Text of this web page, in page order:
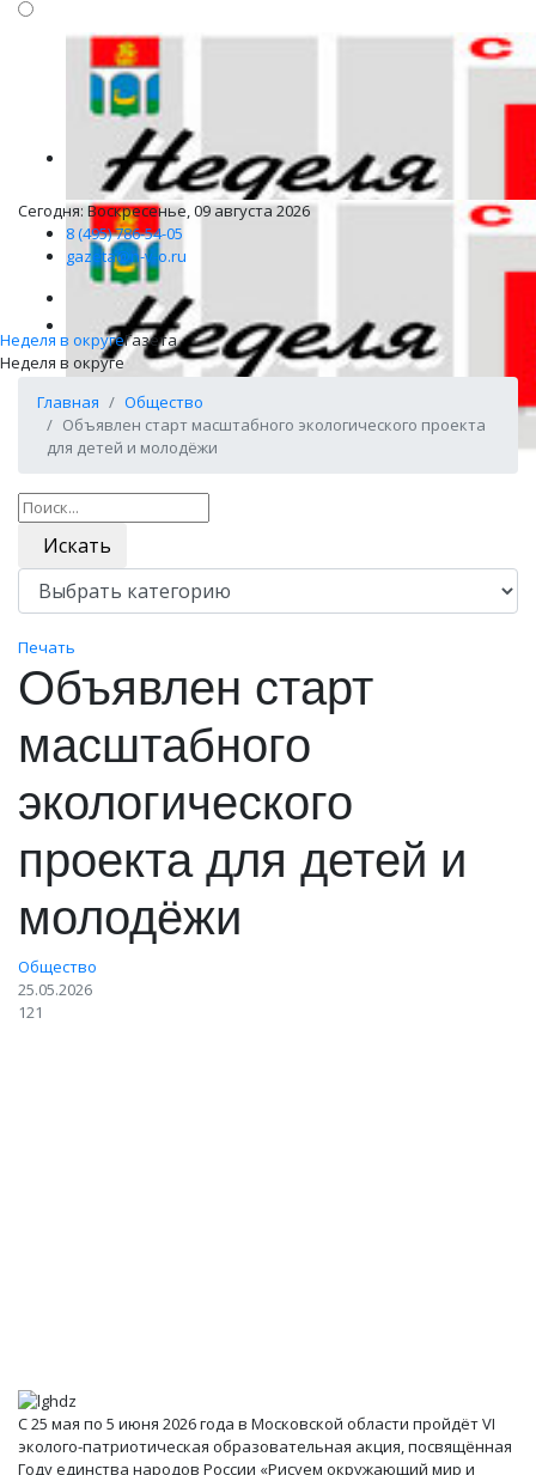
Сегодня: Воскресенье, 09 августа 2026
8 (495) 786-54-05
gazeta@n-v-o.ru
Неделя в округеГазета
Неделя в округе
Главная
Общество
Объявлен старт масштабного экологического проекта
для детей и молодёжи
Искать
Печать
Объявлен старт
масштабного
экологического
проекта для детей и
молодёжи
Общество
25.05.2026
121
С 25 мая по 5 июня 2026 года в Московской области пройдёт VI
эколого-патриотическая образовательная акция, посвящённая
Году единства народов России «Рисуем окружающий мир и